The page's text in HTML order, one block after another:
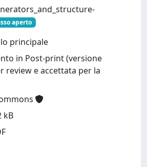
aperto
principale
in Post-print (versione
review e accettata per la
kB